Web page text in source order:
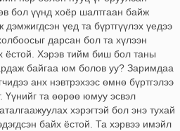
бол үүнд хоёр шалтгаан байж
үед та бүртгүүлэх үедээ
дарсан бол та хүлээн
ёстой. Хэрэв тийм биш бол таны
байгаа юм болов уу? Заримдаа
анх нэвтрэхээс өмнө бүртгэлээ
Үүнийг та өөрөө юмуу эсвэл
хэрэгтэй бол энэ тухай
байх ёстой. Та хэрвээ имэйл